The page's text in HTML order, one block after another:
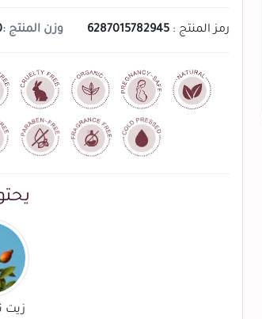
رمز المنتج : 6287015782945 وزن المنتج :
زيت